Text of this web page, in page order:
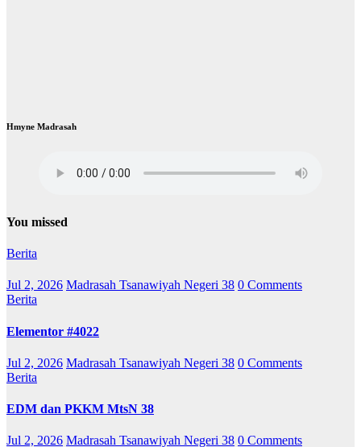
Hmyne Madrasah
You missed
Berita
Jul 2, 2026 Madrasah Tsanawiyah Negeri 38 0 Comments
Berita
Elementor #4022
Jul 2, 2026 Madrasah Tsanawiyah Negeri 38 0 Comments
Berita
EDM dan PKKM MtsN 38
Jul 2, 2026 Madrasah Tsanawiyah Negeri 38 0 Comments